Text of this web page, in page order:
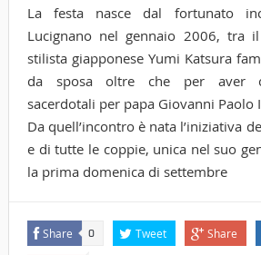
La festa nasce dal fortunato
Lucignano nel gennaio 2006, tra
stilista giapponese Yumi Katsura
da sposa oltre che per aver
sacerdotali per papa Giovanni Paolo
Da quell’incontro è nata l’iniziativa
e di tutte le coppie, unica nel suo
la prima domenica di settembre
Share 0 Tweet Share